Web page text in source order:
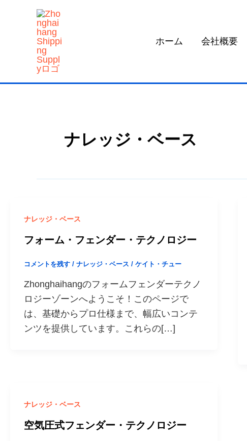
へ
ホーム 会社概要
ナレッジ・ベース
ナレッジ・ベース
フォーム・フェンダー・テクノロジー
コメントを残す / ナレッジ・ベース / ケイト・チュー
Zhonghaihangのフォームフェンダーテクノ
ロジーゾーンへようこそ！このページで
は、基礎からプロ仕様まで、幅広いコンテ
ンツを提供しています。これらの[…]
ナレッジ・ベース
空気圧式フェンダー・テクノロジー